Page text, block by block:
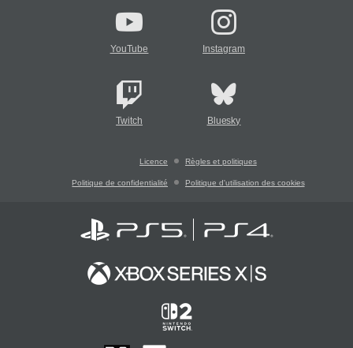
YouTube Instagram
Twitch Bluesky
Licence Règles et politiques
Politique de confidentialité Politique d'utilisation des cookies